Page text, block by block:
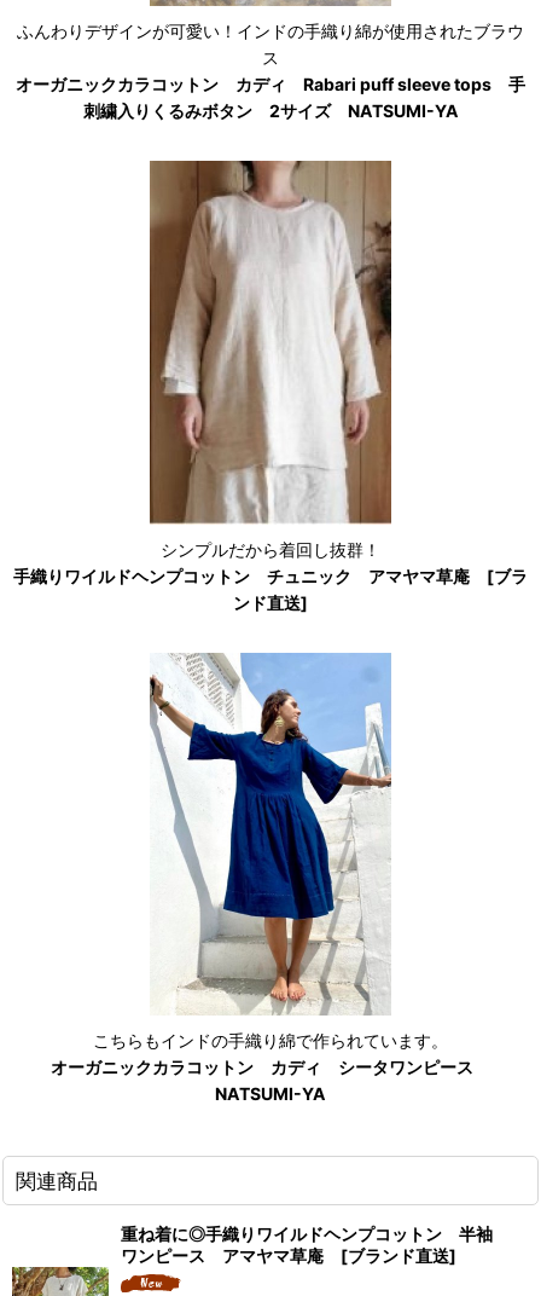
ふんわりデザインが可愛い！インドの手織り綿が使用されたブラウ
ス
オーガニックカラコットン カディ Rabari puff sleeve tops 手
刺繍入りくるみボタン 2サイズ NATSUMI-YA
シンプルだから着回し抜群！
手織りワイルドヘンプコットン チュニック アマヤマ草庵 [ブラ
ンド直送]
こちらもインドの手織り綿で作られています。
オーガニックカラコットン カディ シータワンピース
NATSUMI-YA
関連商品
重ね着に◎手織りワイルドヘンプコットン 半袖
ワンピース アマヤマ草庵 [ブランド直送]